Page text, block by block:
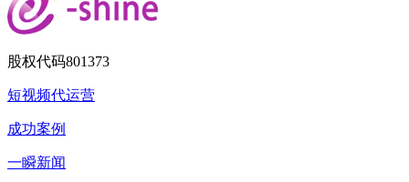
股权代码801373
短视频代运营
成功案例
一瞬新闻